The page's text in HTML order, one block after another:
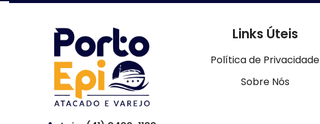
Links Úteis
Política de Privacidade
Sobre Nós